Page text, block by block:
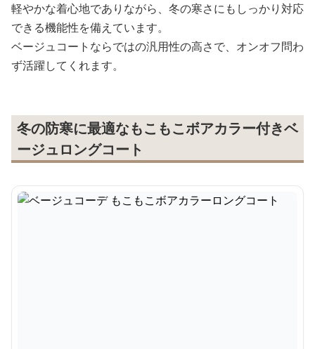
軽やかな着心地でありながら、冬の寒さにもしっかり対応
できる機能性を備えています。
ベージュコートならではの汎用性の高さで、オンオフ問わ
ず活躍してくれます。
冬の防寒に最適なもこもこボアカラー付きベ
ージュロングコート